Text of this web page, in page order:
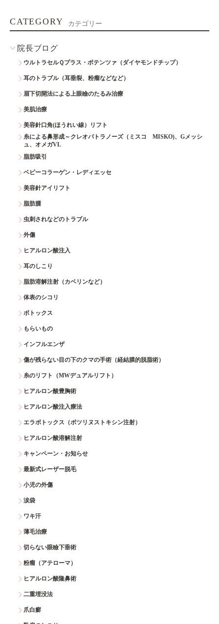
CATEGORY カテゴリー
院長ブログ
ウルトラセルＱプラス・ポテンツァ（ダイヤモンドチップ）
耳のトラブル（耳垂裂、粉瘤などなど）
眉下切開法による上眼瞼のたるみ治療
美肌治療
美容針口角(ほうれい線）リフト
糸による鼻形成～クレオパトラノーズ（ミスコ MISKO)、Gメッシ
ュ、オメガVL
脂肪吸引
ベビーコラーゲン・レディエッセ
美容針アイリフト
脂肪腫
虫刺されなどのトラブル
外傷
ヒアルロン酸注入
耳のしこり
脂肪溶解注射（カベリンなど）
体表のシコリ
ボトックス
もらいもの
インフルエンザ
傷が残らない目の下のクマの手術（経結膜的脱脂術）
糸のリフト（MWデュアルリフト）
ヒアルロン酸豊胸術
ヒアルロン酸注入療法
エラボトックス（ボツリヌストキシン注射）
ヒアルロン酸溶解注射
キャンペーン・お知らせ
最新式レーザー脱毛
小児の外傷
涙袋
ワキ汗
薄毛治療
切らない眼瞼下垂術
粉瘤（アテローマ）
ヒアルロン酸隆鼻術
二重埋没法
爪白癬